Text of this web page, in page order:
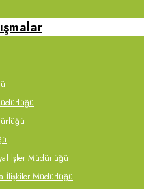
İşler Müdürlüğü
İlişkiler Müdürlüğü